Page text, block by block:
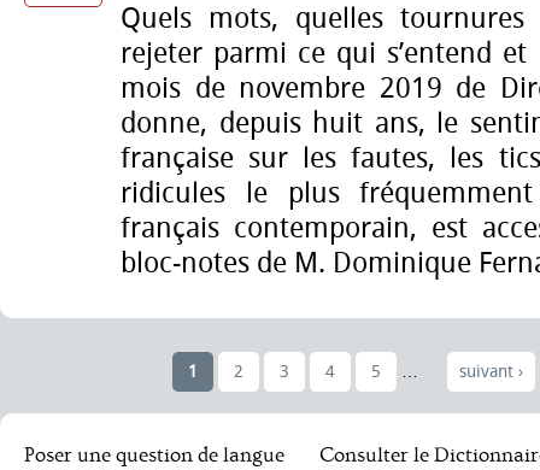
Quels mots, quelles
rejeter parmi ce qui s’entend
mois de novembre 2019 de
donne, depuis huit ans, le
française sur les fautes, les
ridicules le plus
français contemporain, est
bloc-notes de M. Dominique
1 2 3 4 5 … suivant ›
Poser une question de langue Consulter le